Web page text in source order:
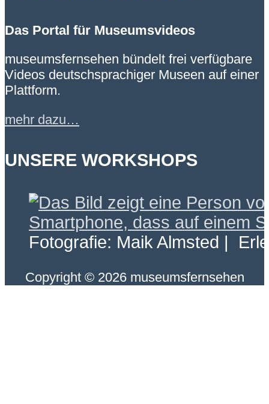
Das Portal für Museumsvideos
museumsfernsehen bündelt frei verfügbare
Videos deutschsprachiger Museen auf einer
Plattform.
mehr dazu…
UNSERE WORKSHOPS
Fotografie: Maik Almsted |
Copyright © 2026 museumsfernsehen